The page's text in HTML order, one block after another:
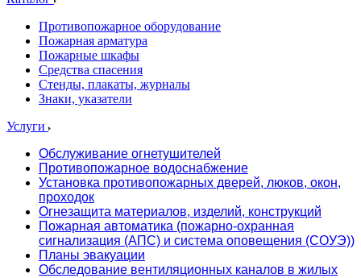
Противопожарное оборудование
Пожарная арматура
Пожарные шкафы
Средства спасения
Стенды, плакаты, журналы
Знаки, указатели
Услуги
Обслуживание огнетушителей
Противопожарное водоснабжение
Установка противопожарных дверей, люков, окон,
проходок
Огнезащита материалов, изделий, конструкций
Пожарная автоматика (пожарно-охранная
сигнализация (АПС) и система оповещения (СОУЭ))
Планы эвакуации
Обследование вентиляционных каналов в жилых